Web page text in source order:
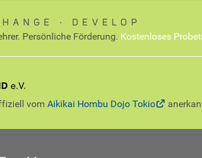
∙ DEVELOP
Persönliche Förderung. Kostenloses
vom Aikikai Hombu Dojo Tokio